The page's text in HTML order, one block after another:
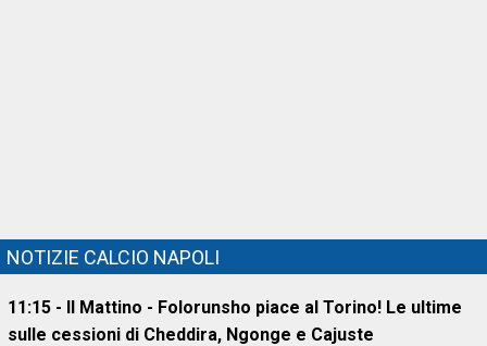
NOTIZIE CALCIO NAPOLI
11:15 - Il Mattino - Folorunsho piace al Torino! Le ultime
sulle cessioni di Cheddira, Ngonge e Cajuste